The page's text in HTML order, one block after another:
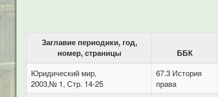
Заглавие периодики, год,
номер, страницы
ББК
Юридический мир,
2003,№ 1, Стр. 14-25
67.3 История
права